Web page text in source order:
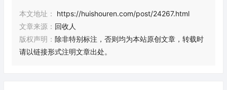
本文地址：
https://huishouren.com/post/24267.html
文章来源： 回收人
版权声明： 除非特别标注，否则均为本站原创文章，转载时
请以链接形式注明文章出处。